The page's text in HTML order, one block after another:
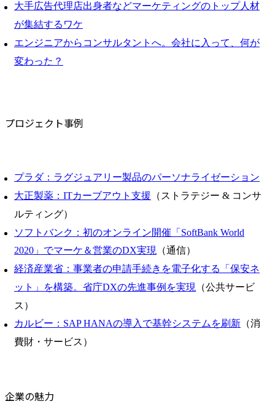
大手広告代理店出身者などマーケティングのトップ人材
が集結するワケ
エンジニアからコンサルタントへ。会社に入って、何が
変わった？
プロジェクト事例
プラダ：ラグジュアリー製品のパーソナライゼーション
大正製薬：ITカーブアウト支援 （ストラテジー & コンサ
ルティング）
ソフトバンク：初のオンライン開催「SoftBank World
2020」でマーケ＆営業のDX実現
（通信）
経済産業省：事業者の申請手続きを電子化する「保安ネ
ット」を構築。省庁DXの先進事例を実現
（公共サービ
ス）
カルビー：SAP HANAの導入で基幹システムを刷新 （消
費財・サービス）
企業の魅力